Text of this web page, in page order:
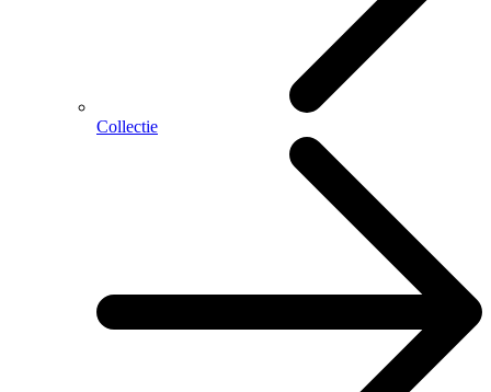
Collectie